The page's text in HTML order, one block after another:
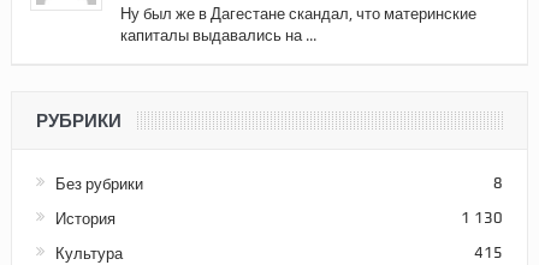
Ну был же в Дагестане скандал, что материнские
капиталы выдавались на ...
РУБРИКИ
Без рубрики 8
История 1 130
Культура 415